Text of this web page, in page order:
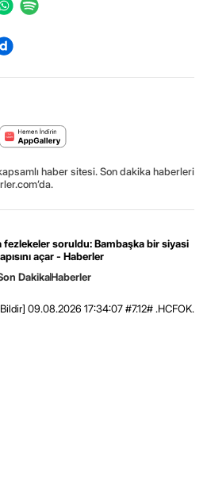
haber sitesi. Son dakika haberleri
soruldu: Bambaşka bir siyasi
açar - Haberler
DakikaHaberler
09.08.2026 17:34:07 #7.12# .HCFOK.